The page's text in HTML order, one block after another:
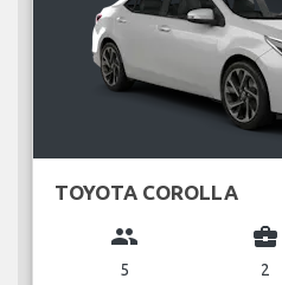
TOYOTA COROLLA
group
5
business_center
2